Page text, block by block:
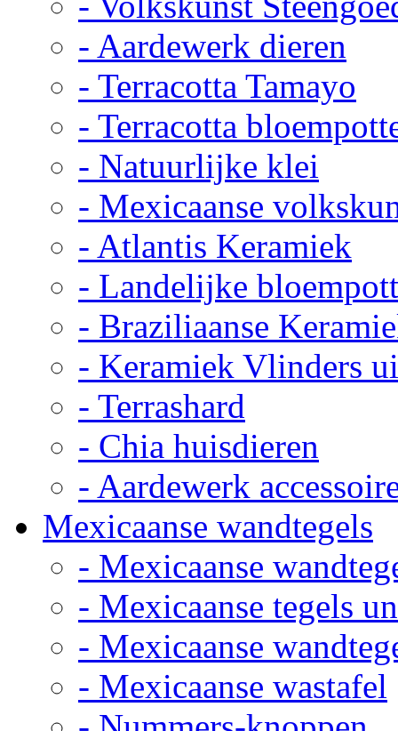
- Aardewerk dieren
- Terracotta Tamayo
- Terracotta
- Natuurlijke klei
- Mexicaanse
- Atlantis Keramiek
- Landelijke
- Braziliaanse
- Keramiek Vlinders
- Terrashard
- Chia huisdieren
- Aardewerk
Mexicaanse wandtegels
- Mexicaanse
- Mexicaanse tegels
- Mexicaanse
- Mexicaanse wastafel